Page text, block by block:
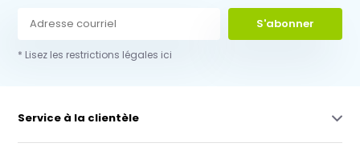
S'abonner
* Lisez les restrictions légales ici
Service à la clientèle